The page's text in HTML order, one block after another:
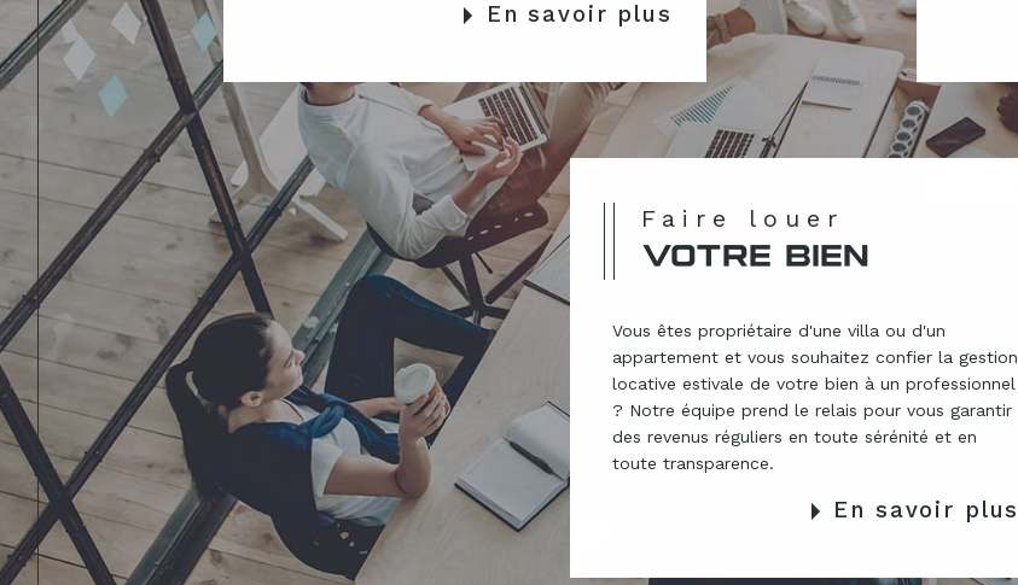
En savoir plus
Faire louer
VOTRE BIEN
Vous êtes propriétaire d'une villa ou d'un
appartement et vous souhaitez confier la gestion
locative estivale de votre bien à un professionnel
? Notre équipe prend le relais pour vous garantir
des revenus réguliers en toute sérénité et en
toute transparence.
En savoir plus